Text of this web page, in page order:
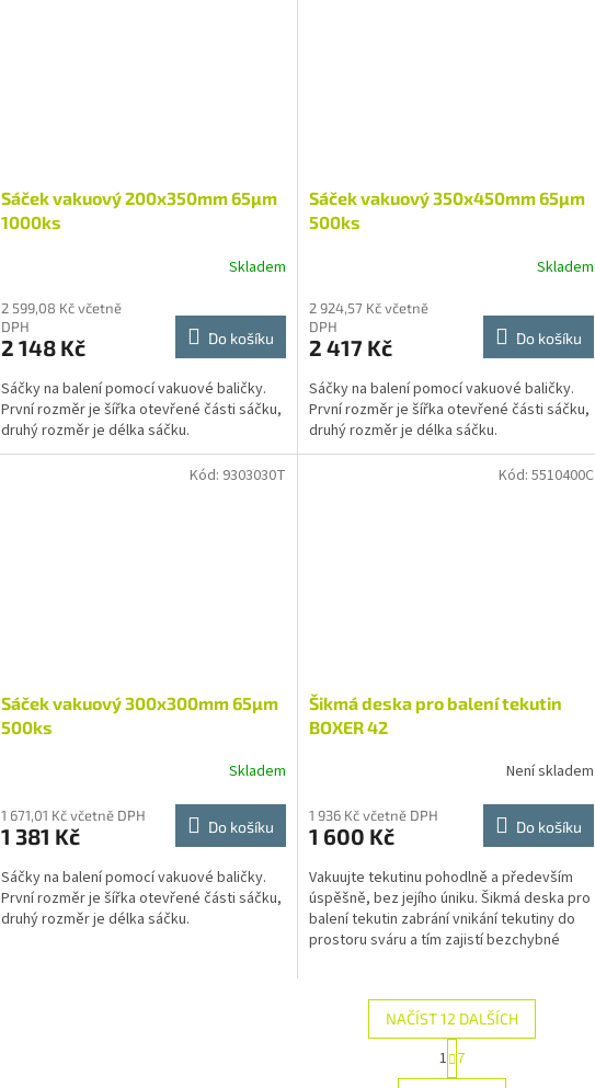
Sáček vakuový 200x350mm 65µm
1000ks
Skladem
2 599,08 Kč včetně
DPH
2 148 Kč Do košíku
Sáčky na balení pomocí vakuové baličky.
První rozměr je šířka otevřené části sáčku,
druhý rozměr je délka sáčku.
Sáček vakuový 350x450mm 65µm
500ks
Skladem
2 924,57 Kč včetně
DPH
2 417 Kč Do košíku
Sáčky na balení pomocí vakuové baličky.
První rozměr je šířka otevřené části sáčku,
druhý rozměr je délka sáčku.
Sáček vakuový 300x300mm 65µm
500ks
Skladem
1 671,01 Kč včetně DPH
1 381 Kč Do košíku
Sáčky na balení pomocí vakuové baličky.
První rozměr je šířka otevřené části sáčku,
druhý rozměr je délka sáčku.
Kód: 9303030T
Šikmá deska pro balení tekutin
BOXER 42
Není skladem
1 936 Kč včetně DPH
1 600 Kč Do košíku
Vakuujte tekutinu pohodlně a především
úspěšně, bez jejího úniku. Šikmá deska pro
balení tekutin zabrání vnikání tekutiny do
prostoru sváru a tím zajistí bezchybné
Kód: 5510400C
O
NAČÍST 12 DALŠÍCH
t
1 7